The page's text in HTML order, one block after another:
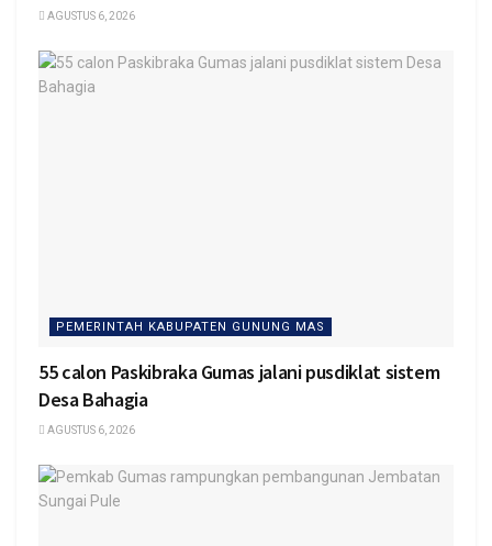
AGUSTUS 6, 2026
PEMERINTAH KABUPATEN GUNUNG MAS
55 calon Paskibraka Gumas jalani pusdiklat sistem
Desa Bahagia
AGUSTUS 6, 2026